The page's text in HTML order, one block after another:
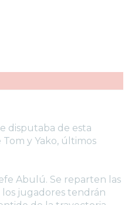
disputaba de esta
y Yako, últimos
Abulú. Se reparten las
jugadores tendrán